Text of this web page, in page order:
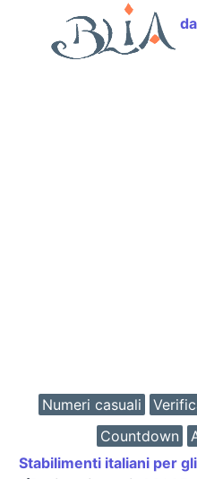
Numeri casuali
Countdown
Stabilimenti italiani per